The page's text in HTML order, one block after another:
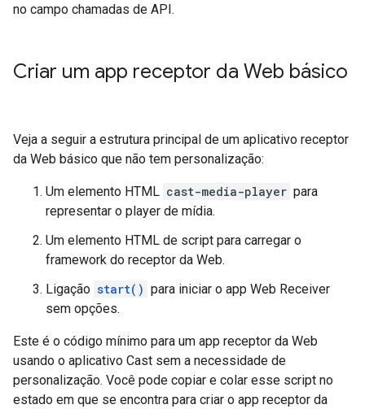
no campo chamadas de API.
Criar um app receptor da Web básico
Veja a seguir a estrutura principal de um aplicativo receptor
da Web básico que não tem personalização:
Um elemento HTML cast-media-player para
representar o player de mídia.
Um elemento HTML de script para carregar o
framework do receptor da Web.
Ligação start() para iniciar o app Web Receiver
sem opções.
Este é o código mínimo para um app receptor da Web
usando o aplicativo Cast sem a necessidade de
personalização. Você pode copiar e colar esse script no
estado em que se encontra para criar o app receptor da